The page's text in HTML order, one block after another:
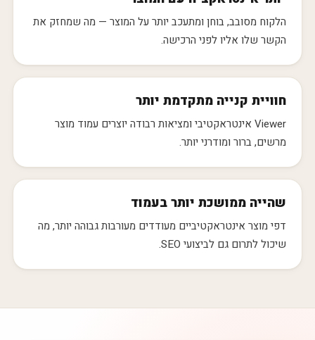
הלקוח מסובב, בוחן ומתעכב יותר על המוצר — מה שמחזק את
הקשר שלו אליו לפני הרכישה.
חוויית קנייה מתקדמת יותר
Viewer אינטראקטיבי ומציאות רבודה יוצרים עמוד מוצר
מרשים, ברור ומודרני יותר.
שהייה ממושכת יותר בעמוד
דפי מוצר אינטראקטיביים מעודדים מעורבות גבוהה יותר, מה
שיכול לתרום גם לביצועי SEO.